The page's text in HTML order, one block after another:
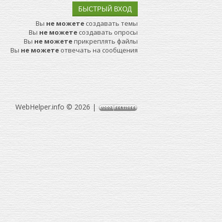
Вы не можетесоздавать темы
Вы не можетесоздавать опросы
Вы не можетеприкреплять файлы
Вы не можетеотвечать на сообщения
WebHelper.info © 2026 |